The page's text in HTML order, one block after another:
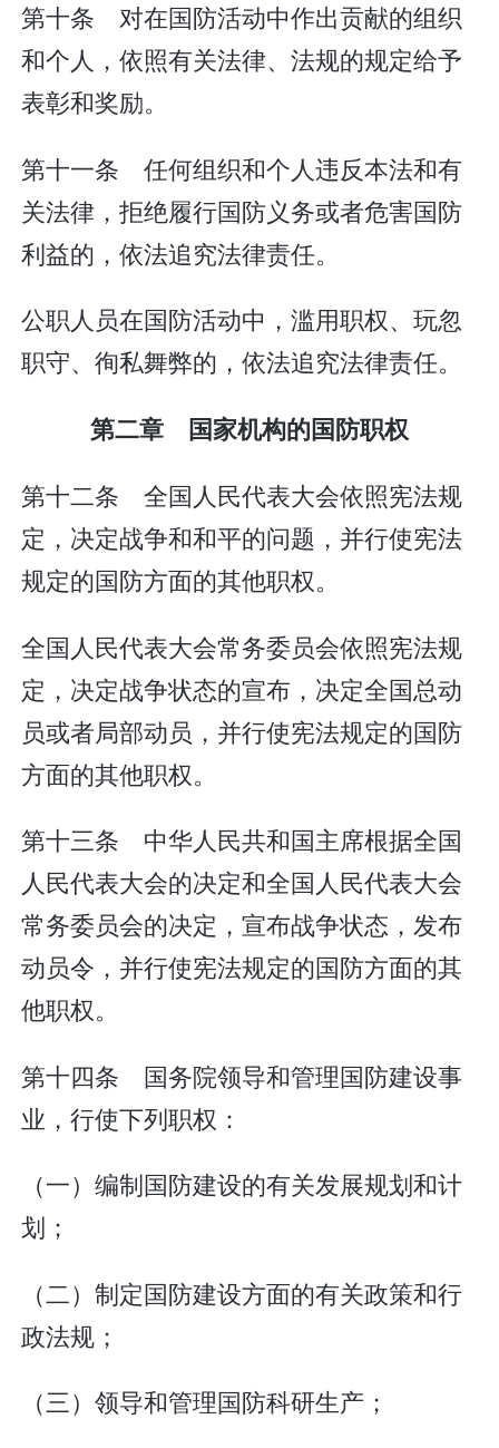
第十条 对在国防活动中作出贡献的组织
和个人，依照有关法律、法规的规定给予
表彰和奖励。
第十一条 任何组织和个人违反本法和有
关法律，拒绝履行国防义务或者危害国防
利益的，依法追究法律责任。
公职人员在国防活动中，滥用职权、玩忽
职守、徇私舞弊的，依法追究法律责任。
第二章 国家机构的国防职权
第十二条 全国人民代表大会依照宪法规
定，决定战争和和平的问题，并行使宪法
规定的国防方面的其他职权。
全国人民代表大会常务委员会依照宪法规
定，决定战争状态的宣布，决定全国总动
员或者局部动员，并行使宪法规定的国防
方面的其他职权。
第十三条 中华人民共和国主席根据全国
人民代表大会的决定和全国人民代表大会
常务委员会的决定，宣布战争状态，发布
动员令，并行使宪法规定的国防方面的其
他职权。
第十四条 国务院领导和管理国防建设事
业，行使下列职权：
（一）编制国防建设的有关发展规划和计
划；
（二）制定国防建设方面的有关政策和行
政法规；
（三）领导和管理国防科研生产；